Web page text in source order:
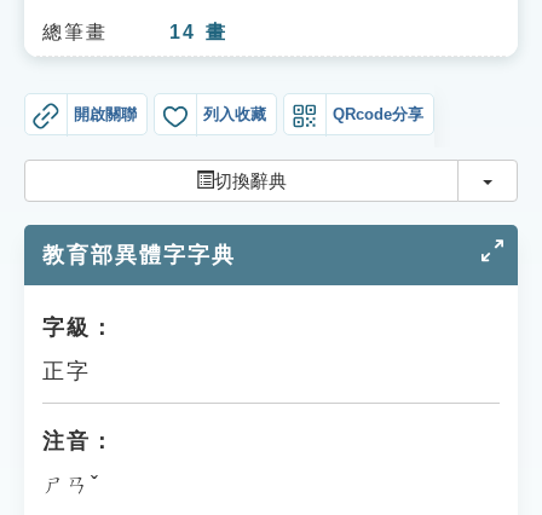
單字索引
貓頭鷹博士
總筆畫 14 畫
開啟關聯 列入收藏 QRcode分享
切換辭典 切換
教育部異體字字典
字級：
正字
注音：
ㄕㄢˇ